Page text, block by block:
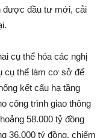
được đầu tư mới, cải
cụ thể hóa các nghị
cụ thể làm cơ sở để
kết cấu hạ tầng
công trình giao thông
58.000 tỷ đồng
36.000 tỷ đồng, chiếm